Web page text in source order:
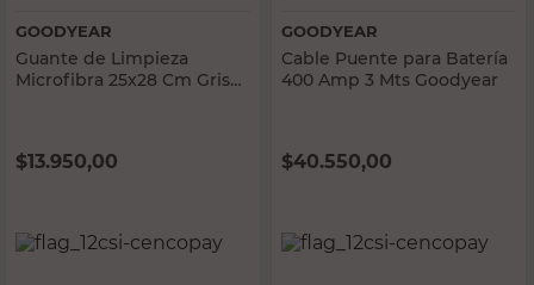
GOODYEAR
Guante de Limpieza
Microfibra 25x28 Cm Gris
$13.950,00
GOODYEAR
Cable Puente para Batería
400 Amp 3 Mts Goodyear
$40.550,00